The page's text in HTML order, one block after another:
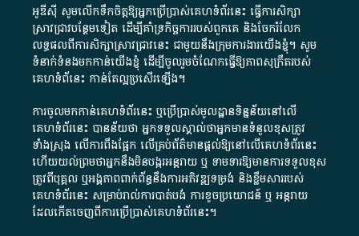
អូឌីស៊ី សូមលើកទឹកចិត្តឱ្យអ្នកប្រើប្រាស់គេហទំព័រនេះ ធ្វើការសិក្សា
ស្រាវជ្រាវបន្ថែមទៀត ដើម្បីគាំទ្រកិច្ចការ​របស់ពួកគេ និងចែករំលែក
លទ្ធផលពីការសិក្សាស្រាវជ្រាវនេះ ជាមួយនឹងក្រុមការងារយើងខ្ញុំ។ សូម
ទំនាក់ទំនងមកកាន់យើងខ្ញុំ ដើម្បីចូលរួមចំណែកធ្វើឱ្យភាពសុក្រឹតរបស់
គេហទំព័នេះ កាន់តែល្អប្រសើរឡើង។
ការចូលមកកាន់គេហទំព័រនេះ ឬប្រើប្រាស់មូលដ្ឋានទិន្នន័យនៅលើ
គេហទំព័រនេះ បានន័យថា អ្នកទទួលស្គាល់ថាអ្នកមានទំនួលខុសត្រូវ
ទាំងស្រុង លើការពឹងផ្អែក លើគ្រប់ព័ត៌មានផ្តល់ឱ្យនៅលើគេហទំព័រនេះ
ហើយយល់ព្រមថាអ្នកនឹងមិនបង្ករអន្តរាយ ឬ ទាមទារ​ឱ្យមានការទទួលខុស​
ត្រូវពីបុគ្គល ឬអង្គភាពពាក់ព័ន្ធនឹងការអភិវឌ្ឍទម្រង់ និងខ្លឹមសាររបស់
គេហទំព័រនេះ សម្រាប់រាល់ការបាត់បង់ ការខូចប្រយោជន៍ ឬ អន្តរាយ
ដែលកើតចេញពីការប្រើប្រាស់គេហទំព័រនេះ។